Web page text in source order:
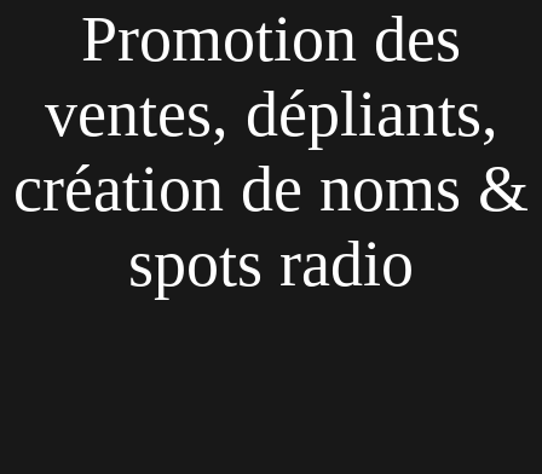
Promotion des
ventes, dépliants,
création de noms &
spots radio